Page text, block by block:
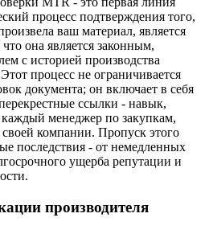
процесс подтверждения того,
ваш материал, является
она является законным,
с историей производства
процесс не ограничивается
документа; он включает в себя
ссылки - навык,
менеджер по закупкам,
компании. Пропуск этого
последствия - от немедленных
ущерба репутации и
производителя